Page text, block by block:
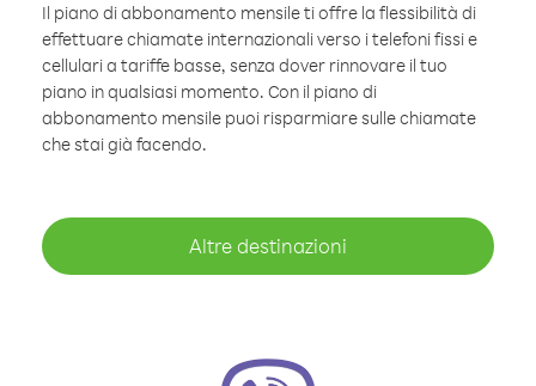
Il piano di abbonamento mensile ti offre la flessibilità di
effettuare chiamate internazionali verso i telefoni fissi e
cellulari a tariffe basse, senza dover rinnovare il tuo
piano in qualsiasi momento. Con il piano di
abbonamento mensile puoi risparmiare sulle chiamate
che stai già facendo.
Altre destinazioni